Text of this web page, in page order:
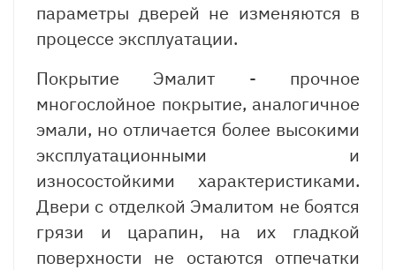
параметры дверей не изменяются в
процессе эксплуатации.
Покрытие Эмалит - прочное
многослойное покрытие, аналогичное
эмали, но отличается более высокими
эксплуатационными и
износостойкими характеристиками.
Двери с отделкой Эмалитом не боятся
грязи и царапин, на их гладкой
поверхности не остаются отпечатки